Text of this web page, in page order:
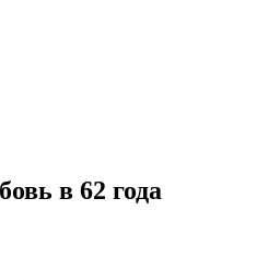
в 62 года